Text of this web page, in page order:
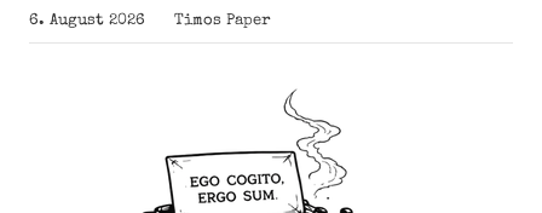
Zum
Inhalt
6. August 2026 Timos Paper